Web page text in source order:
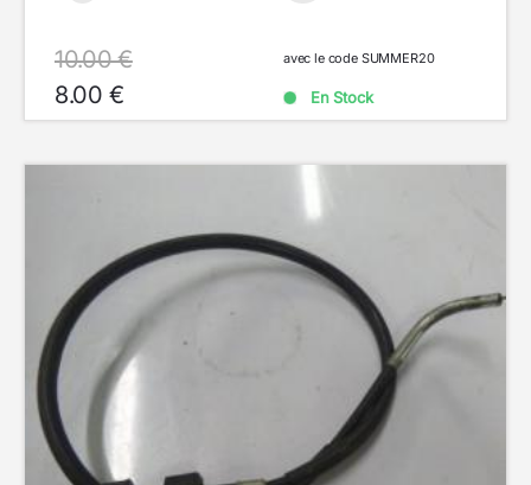
10.00 €
8.00 €
avec le code SUMMER20
En Stock